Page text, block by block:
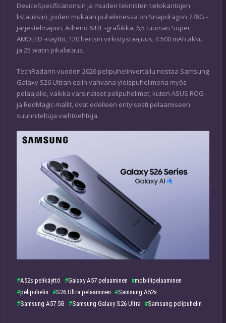
DeviceSpecificationsin ja muiden teknisten tietokantojen
listauksiin, joiden mukaan puhelimessa on Snapdragon 778G -
järjestelmäpiiri, Adreno 642L -grafiikka, 6,5 tuuman Super
AMOLED -näyttö, 120 hertsin virkistystaajuus, 4 500 mAh akku
ja 25 watin pikalataus.
TechRadarin vuoden 2026 pelipuhelinvertailu nostaa Samsung
Galaxy S26 Ultran esiin vahvana yleispuhelimena myös
pelaajalle, vaikka varsinaiset pelipuhelimet, kuten ASUS ROG-
ja RedMagic-mallit, ovat edelleen erityisesti pelaamiseen
suunniteltuja vaihtoehtoja.
A52s pelikäyttö Galaxy A57 pelaaminen
mobiilipelaaminen
pelipuhelin
S26 Ultra pelaaminen
Samsung A52s
Samsung A57 5G
Samsung Galaxy S26 Ultra Samsung pelipuhelin